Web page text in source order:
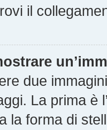
il
due
La prima è
la forma di